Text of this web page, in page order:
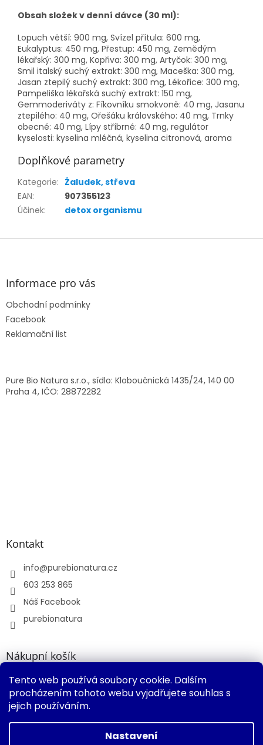
Tento web používá soubory cookie. Dalším
procházením tohoto webu vyjadřujete souhlas s
jejich používáním.
Nastavení
Obsah složek v denní dávce (30 ml):
Lopuch větší: 900 mg, Svízel přítula: 600 mg,
Eukalyptus: 450 mg, Přestup: 450 mg, Zemědým
lékařský: 300 mg, Kopřiva: 300 mg, Artyčok: 300 mg,
Smil italský suchý extrakt: 300 mg, Maceška: 300 mg,
Jasan ztepilý suchý extrakt: 300 mg, Lékořice: 300 mg,
Pampeliška lékařská suchý extrakt: 150 mg,
Gemmoderiváty z: Fíkovníku smokvoně: 40 mg, Jasanu
ztepilého: 40 mg, Ořešáku královského: 40 mg, Trnky
obecné: 40 mg, Lípy stříbrné: 40 mg, regulátor
kyselosti: kyselina mléčná, kyselina citronová, aroma
Doplňkové parametry
Kategorie: Žaludek, střeva
EAN:
907355123
Účinek: detox organismu
Z
Informace pro vás
Obchodní podmínky
Facebook
Reklamační list
Pure Bio Natura s.r.o., sídlo: Kloboučnická 1435/24, 140 00
Praha 4, IČO: 28872282
Kontakt
info@purebionatura.cz
603 253 865
Náš Facebook
purebionatura
Nákupní košík
0KS /0 KČ
Vytvořil Shoptet